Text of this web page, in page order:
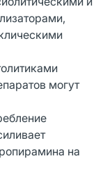
могут
на